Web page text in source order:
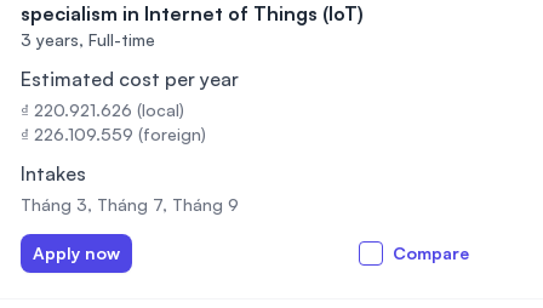
specialism in Internet of Things (IoT)
3 years, Full-time
Estimated cost per year
₫ 220.921.626 (local)
₫ 226.109.559 (foreign)
Intakes
Tháng 3, Tháng 7, Tháng 9
Apply now Compare